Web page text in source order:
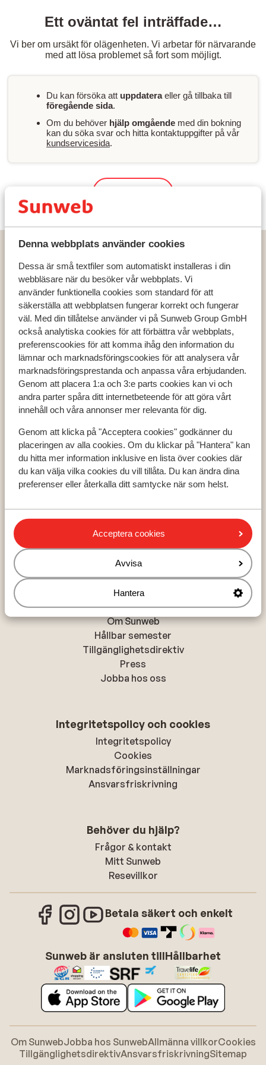
Denna webbplats använder cookies
Dessa är små textfiler som automatiskt installeras i din
webbläsare när du besöker vår webbplats. Vi
använder funktionella cookies som standard för att
säkerställa att webbplatsen fungerar korrekt och fungerar
väl. Med din tillåtelse använder vi på Sunweb Group GmbH
också analytiska cookies för att förbättra vår webbplats,
preferenscookies för att komma ihåg den information du
lämnar och marknadsföringscookies för att analysera vår
marknadsföringsprestanda och anpassa våra erbjudanden.
Genom att placera 1:a och 3:e parts cookies kan vi och
andra parter spåra ditt internetbeteende för att göra vårt
innehåll och våra annonser mer relevanta för dig.
Genom att klicka på "Acceptera cookies" godkänner du
placeringen av alla cookies. Om du klickar på "Hantera" kan
du hitta mer information inklusive en lista över cookies där
du kan välja vilka cookies du vill tillåta. Du kan ändra dina
preferenser eller återkalla ditt samtycke när som helst.
Acceptera cookies
Avvisa
Hantera
Ett oväntat fel inträffade…
Vi ber om ursäkt för olägenheten. Vi arbetar för närvarande
med att lösa problemet så fort som möjligt.
Du kan försöka att uppdateraeller gå tillbaka till
föregående sida.
Om du behöver hjälp omgående med din bokning
kan du söka svar och hitta kontaktuppgifter på vår
kundservicesida.
Hem Solresor Turkiet Turkiets sydkust
En Vie Sun Beach Hotel
Populära länder
Grekland
Turkiet
Spanien
Kreta
Zakynthos
Turkiets sydkust
Populära städer
Chania
Rhodos-stad
Om Sunweb
Om Sunweb
Hållbar semester
Tillgänglighetsdirektiv
Press
Jobba hos oss
Integritetspolicy och cookies
Integritetspolicy
Cookies
Marknadsföringsinställningar
Ansvarsfriskrivning
Behöver du hjälp?
Frågor & kontakt
Mitt Sunweb
Resevillkor
Betala säkert och enkelt
Sunweb är ansluten tillHållbarhet
Om SunwebJobba hos SunwebAllmänna villkorCookies
TillgänglighetsdirektivAnsvarsfriskrivningSitemap